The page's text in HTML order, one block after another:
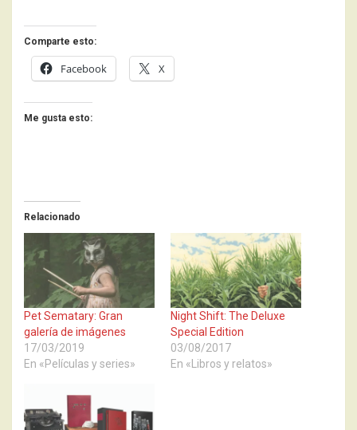
Comparte esto:
Facebook X
Me gusta esto:
Relacionado
Pet Sematary: Gran
galería de imágenes
17/03/2019
En «Películas y series»
Night Shift: The Deluxe
Special Edition
03/08/2017
En «Libros y relatos»